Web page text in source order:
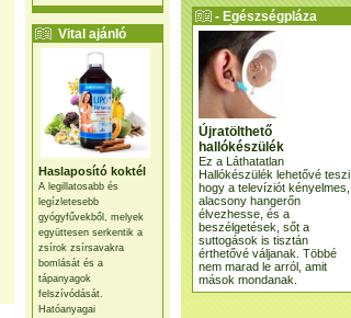
Vital ajánló
Haslaposító koktél
A legillatosabb és
legízletesebb
gyógyfűvekből, melyek
együttesen serkentik a
zsírok zsírsavakra
bomlását és a
tápanyagok
felszívódását.
Hatóanyagai
- Egészségpláza
ajánlatunk -
Újratölthető
hallókészülék
Ez a Láthatatlan
Hallókészülék lehetővé teszi,
hogy a televíziót kényelmes,
alacsony hangerőn
élvezhesse, és a
beszélgetések, sőt a
suttogások is tisztán
érthetővé váljanak. Többé
nem marad le arról, amit
mások mondanak.